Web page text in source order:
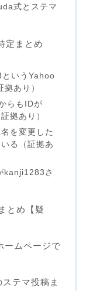
式とステマ
定まとめ
いうYahoo
あり）
らもIDが
拠あり）
を変更した
る（証拠あ
kanji1283さ
とめ【疑
ームページで
テマ投稿ま